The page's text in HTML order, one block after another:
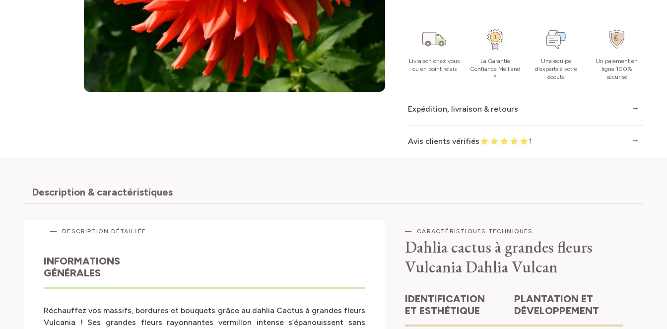
Livraison chez vous
ou en point relais
La Garantie
Confiance Meilland
*
Une équipe
d’experts à votre
écoute
Un paiement en
ligne 100%
sécurisé
Expédition, livraison & retours
Avis clients vérifiés 1
Description & caractéristiques
DESCRIPTION DÉTAILLÉE
INFORMATIONS
GÉNÉRALES
Réchauffez vos massifs, bordures et bouquets grâce au dahlia Cactus à grandes fleurs
Vulcania ! Ses grandes fleurs rayonnantes vermillon intense s’épanouissent sans
CARACTÉRISTIQUES TECHNIQUES
Dahlia cactus à grandes fleurs
VulcaniaDahlia Vulcan
IDENTIFICATION
ET ESTHÉTIQUE
PLANTATION ET
DÉVELOPPEMENT